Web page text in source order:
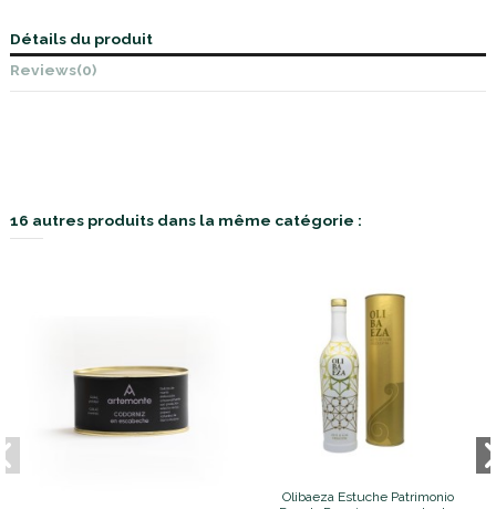
Détails du produit
Reviews(0)
16 autres produits dans la même catégorie :
Olibaeza Estuche Patrimonio